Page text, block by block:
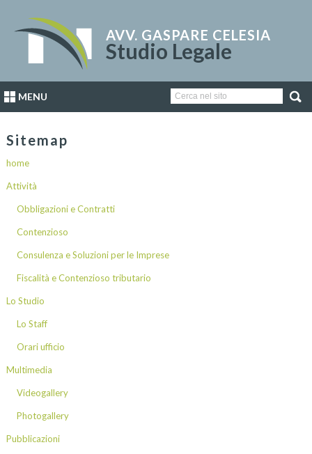
AVV. GASPARE CELESIA
Studio Legale
MENU
Sitemap
home
Attività
Obbligazioni e Contratti
Contenzioso
Consulenza e Soluzioni per le Imprese
Fiscalità e Contenzioso tributario
Lo Studio
Lo Staff
Orari ufficio
Multimedia
Videogallery
Photogallery
Pubblicazioni